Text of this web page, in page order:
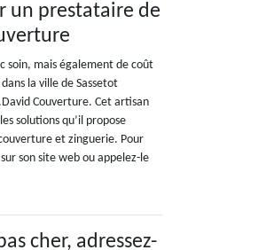
un prestataire de
soin, mais également de coût
la ville de Sassetot
Couverture. Cet artisan
solutions qu’il propose
et zinguerie. Pour
son site web ou appelez-le
cher, adressez-